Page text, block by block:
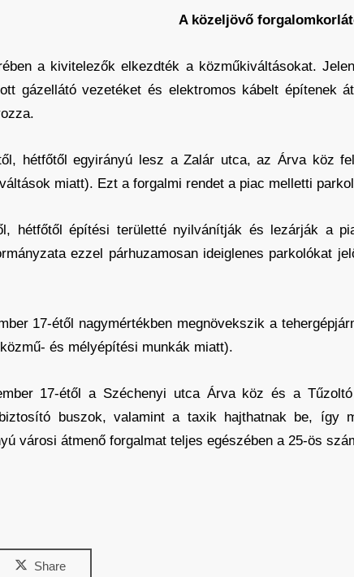
A közeljövő
a kivitelezők elkezdték a közműkiváltásokat.
gázellátó vezetéket és elektromos kábelt építenek
hétfőtől egyirányú lesz a Zalár utca, az Árva köz
miatt). Ezt a forgalmi rendet a piac melletti
hétfőtől építési területté nyilvánítják és lezárják a
ezzel párhuzamosan ideiglenes parkolókat
17-étől nagymértékben megnövekszik a
és mélyépítési munkák miatt).
17-étől a Széchenyi utca Árva köz és a
buszok, valamint a taxik hajthatnak be, így
városi átmenő forgalmat teljes egészében a 25-ös
Share